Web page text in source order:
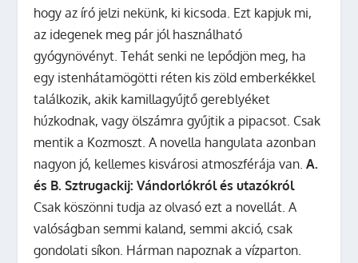
hogy az író jelzi nekünk, ki kicsoda. Ezt kapjuk mi,
az idegenek meg pár jól használható
gyógynövényt. Tehát senki ne lepődjön meg, ha
egy istenhátamögötti réten kis zöld emberkékkel
találkozik, akik kamillagyűjtő gereblyéket
húzkodnak, vagy ölszámra gyűjtik a pipacsot. Csak
mentik a Kozmoszt. A novella hangulata azonban
nagyon jó, kellemes kisvárosi atmoszférája van.A.
és B. Sztrugackij: Vándorlókról és utazókról
Csak köszönni tudja az olvasó ezt a novellát. A
valóságban semmi kaland, semmi akció, csak
gondolati síkon. Hárman napoznak a vízparton.